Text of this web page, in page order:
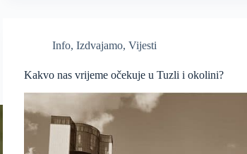
Info,Izdvajamo,Vijesti
Kakvo nas vrijeme očekuje u Tuzli i okolini?